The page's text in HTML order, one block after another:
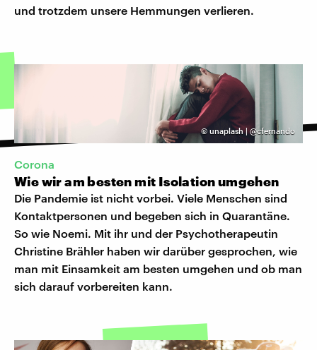
und trotzdem unsere Hemmungen verlieren.
© unaplash | @cfernando
Corona
Wie wir am besten mit Isolation umgehen
Die Pandemie ist nicht vorbei. Viele Menschen sind
Kontaktpersonen und begeben sich in Quarantäne.
So wie Noemi. Mit ihr und der Psychotherapeutin
Christine Brähler haben wir darüber gesprochen, wie
man mit Einsamkeit am besten umgehen und ob man
sich darauf vorbereiten kann.